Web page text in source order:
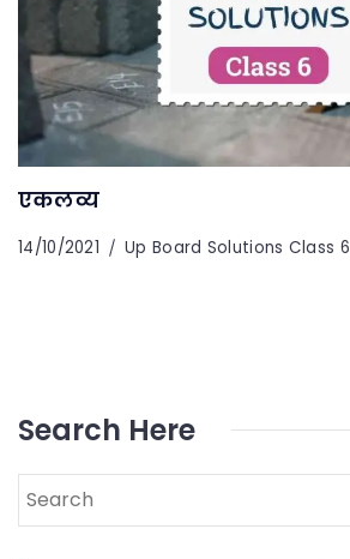
एकलव्य
14/10/2021 Up Board Solutions Class 6
Search Here
Search
for: